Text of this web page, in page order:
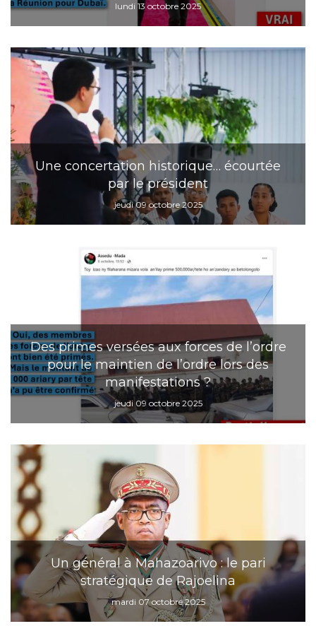
lundi 13 octobre 2025
Une concertation historique… écourtée
par le président
jeudi 09 octobre 2025
Des primes versées aux forces de l’ordre
pour le maintien de l’ordre lors des
manifestations ?
jeudi 09 octobre 2025
Un général à Mahazoarivo : le pari
stratégique de Rajoelina
mardi 07 octobre 2025